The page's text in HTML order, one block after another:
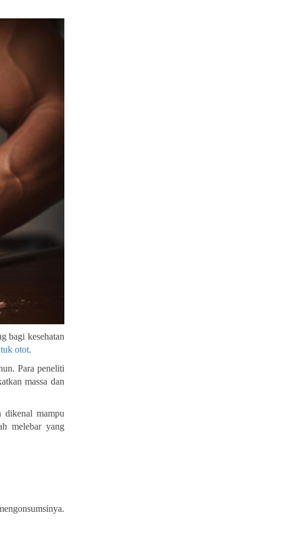
bagi kesehatan
otot.
Para peneliti
massa dan
dikenal mampu
melebar yang